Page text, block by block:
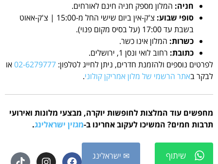
חניה: המלון מספק חניה חינם לאורחים.
סופי שבוע:
צ'ק-אין ביום שישי החל מ-15:00 | צ'ק-אאוט
בשבת עד 17:00 (על בסיס מקום פנוי).
כשרות: המלון אינו כשר.
כתובת: רחוב לואי ונסן 1, ירושלים.
לפרטים נוספים ולהזמנת חדרים, ניתן לחייג לטלפון: 02-6279777או
לבקר באתר הרשמי של מלון אמריקן קולוני.
מחפשים עוד המלצות לחופשות יוקרה, מבצעי מלונות ואירועי
תרבות חמים? המשיכו לעקוב אחרינו ב-מגזין ישראלינג.
שיתוף ✉ ישראלינג